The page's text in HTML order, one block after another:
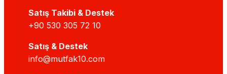
Satış Takibi & Destek
+90 530 305 72 10
Satış & Destek
info@mutfak10.com